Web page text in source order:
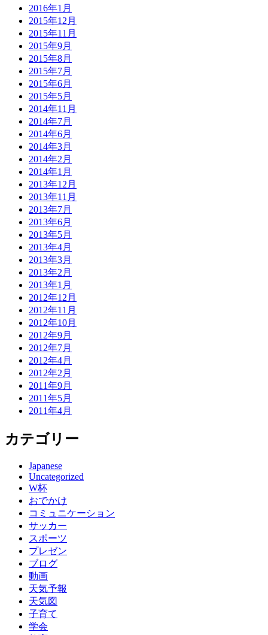
2016年1月
2015年12月
2015年11月
2015年9月
2015年8月
2015年7月
2015年6月
2015年5月
2014年11月
2014年7月
2014年6月
2014年3月
2014年2月
2014年1月
2013年12月
2013年11月
2013年7月
2013年6月
2013年5月
2013年4月
2013年3月
2013年2月
2013年1月
2012年12月
2012年11月
2012年10月
2012年9月
2012年7月
2012年4月
2012年2月
2011年9月
2011年5月
2011年4月
カテゴリー
Japanese
Uncategorized
W杯
おでかけ
コミュニケーション
サッカー
スポーツ
プレゼン
ブログ
動画
天気予報
天気図
子育て
学会